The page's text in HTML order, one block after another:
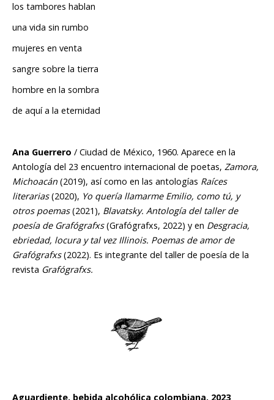
los tambores hablan
una vida sin rumbo
mujeres en venta
sangre sobre la tierra
hombre en la sombra
de aquí a la eternidad
Ana Guerrero / Ciudad de México, 1960. Aparece en la
Antología del 23 encuentro internacional de poetas, Zamora,
Michoacán (2019), así como en las antologías Raíces
literarias(2020), Yo quería llamarme Emilio, como tú, y
otros poemas(2021), Blavatsky. Antología del taller de
poesía de Grafógrafxs(Grafógrafxs, 2022) y en Desgracia,
ebriedad, locura y tal vez Illinois. Poemas de amor de
Grafógrafxs(2022). Es integrante del taller de poesía de la
revista Grafógrafxs.
Aguardiente, bebida alcohólica colombiana, 2023